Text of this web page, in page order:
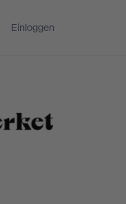
Einloggen